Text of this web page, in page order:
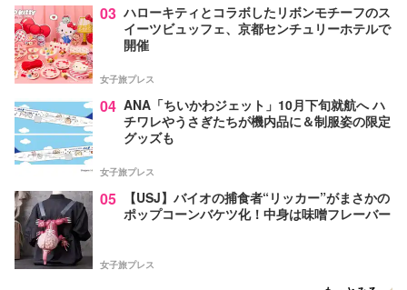
03 ハローキティとコラボしたリボンモチーフのス
イーツビュッフェ、京都センチュリーホテルで
開催
女子旅プレス
04 ANA「ちいかわジェット」10月下旬就航へ ハ
チワレやうさぎたちが機内品に＆制服姿の限定
グッズも
女子旅プレス
05
【USJ】バイオの捕食者“リッカー”がまさかの
ポップコーンバケツ化！中身は味噌フレーバー
女子旅プレス